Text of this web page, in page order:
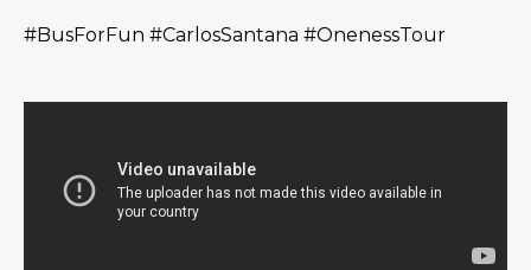
#BusForFun #CarlosSantana #OnenessTour